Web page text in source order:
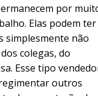
por
Elas podem ter
simplesmente não
colegas, do
Esse tipo
outros